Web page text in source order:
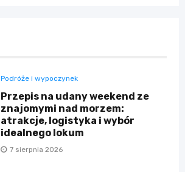
Podróże i wypoczynek
Przepis na udany weekend ze
znajomymi nad morzem:
atrakcje, logistyka i wybór
idealnego lokum
7 sierpnia 2026